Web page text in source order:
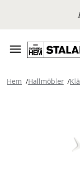
Hem Hallmöbler